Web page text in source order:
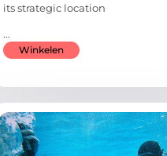
its strategic location
...
Winkelen